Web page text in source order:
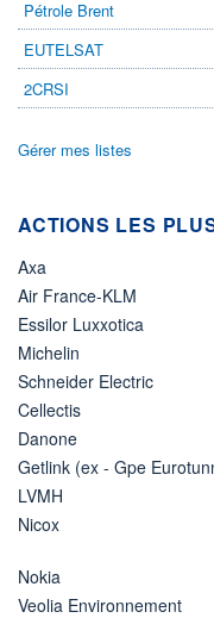
Non éligible
Boursobank
Pétrole Brent
EUTELSAT
2CRSI
Gérer mes listes
ACTIONS LES
Axa
Air France-KLM
Essilor Luxxotica
Michelin
Schneider Electric
Cellectis
Danone
Getlink (ex - Gpe
LVMH
Nicox
Nokia
Veolia Environnement